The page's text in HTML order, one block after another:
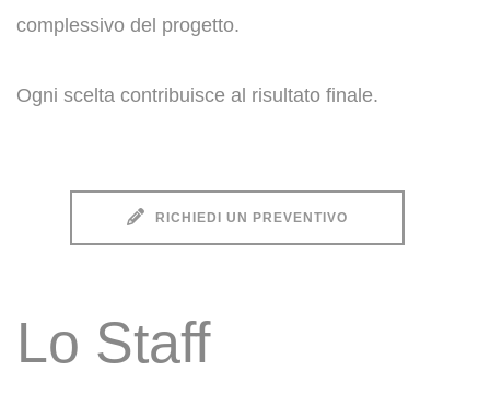
complessivo del progetto.
Ogni scelta contribuisce al risultato finale.
RICHIEDI UN PREVENTIVO
Lo Staff